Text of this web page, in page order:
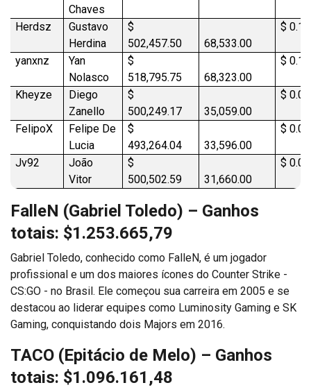
Chaves
Herdsz
Gustavo
Herdina
$
502,457.50
68,533.00
$
yanxnz
Yan
Nolasco
$
518,795.75
68,323.00
$
Kheyze
Diego
Zanello
$
500,249.17
35,059.00
$
FelipoX
Felipe De
Lucia
$
493,264.04
33,596.00
$
Jv92
João
Vitor
$
500,502.59
31,660.00
$
FalleN (Gabriel Toledo) – Ganhos
totais: $1.253.665,79
Gabriel Toledo, conhecido como FalleN, é um jogador
profissional e um dos maiores ícones do Counter Strike -
CS:GO - no Brasil. Ele começou sua carreira em 2005 e se
destacou ao liderar equipes como Luminosity Gaming e SK
Gaming, conquistando dois Majors em 2016.
TACO (Epitácio de Melo) – Ganhos
totais: $1.096.161,48